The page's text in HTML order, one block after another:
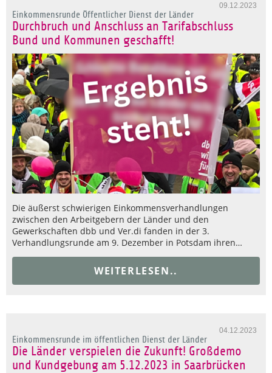
09.12.2023
Einkommensrunde Öffentlicher Dienst der Länder
Durchbruch und Anschluss an Tarifabschluss
Bund und Kommunen geschafft!
Die äußerst schwierigen Einkommensverhandlungen
zwischen den Arbeitgebern der Länder und den
Gewerkschaften dbb und Ver.di fanden in der 3.
Verhandlungsrunde am 9. Dezember in Potsdam ihren…
WEITERLESEN..
04.12.2023
Einkommensrunde im öffentlichen Dienst der Länder
Die Länder verspielen die Zukunft! Großdemo
und Kundgebung am 5.12.2023 in Saarbrücken